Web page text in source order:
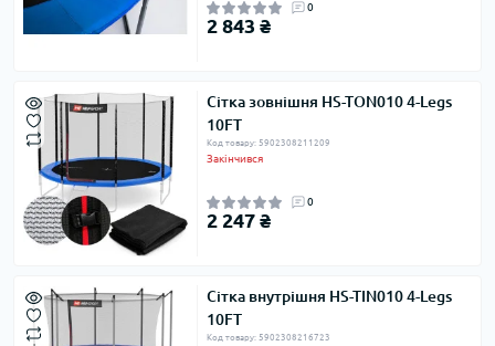
0
2 843 ₴
Сітка зовнішня HS-TON010 4-Legs
10FT
Код товару: 5902308211209
Закінчився
0
2 247 ₴
Сітка внутрішня HS-TIN010 4-Legs
10FT
Код товару: 5902308216723